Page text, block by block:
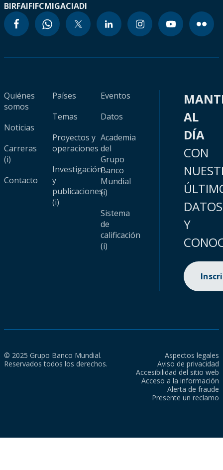
BIRFAIFIFCMIGACIADI
Quiénes
somos
Noticias
Carreras
(i)
Contacto
Países
Temas
Proyectos y
operaciones
Investigación
y
publicaciones
(i)
Eventos
Datos
Academia
del
Grupo
Banco
Mundial
(i)
Sistema
de
calificación
(i)
AL
DÍA
CON
DATOS
Y
© 2025 Grupo Banco Mundial.
Reservados todos los derechos.
Aspectos legales
Aviso de privacidad
Accesibilidad del sitio web
Acceso a la información
Alerta de fraude
Presente un reclamo